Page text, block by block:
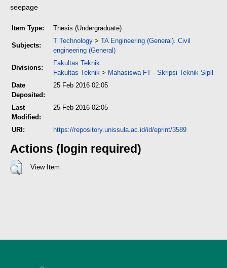
seepage
Item Type: Thesis (Undergraduate)
Subjects:
T Technology > TA Engineering (General). Civil
engineering (General)
Divisions:
Fakultas Teknik
Fakultas Teknik > Mahasiswa FT - Skripsi Teknik Sipil
Date
Deposited:
25 Feb 2016 02:05
Last
Modified:
25 Feb 2016 02:05
URI: https://repository.unissula.ac.id/id/eprint/3589
Actions (login required)
View Item